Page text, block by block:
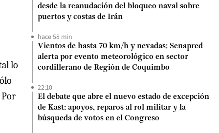
lo
desde la reanudación del bloqueo naval sobre
puertos y costas de Irán
hace 58 min
Vientos de hasta 70 km/h y nevadas: Senapred
alerta por evento meteorológico en sector
cordillerano de Región de Coquimbo
22:10
El debate que abre el nuevo estado de excepción
de Kast: apoyos, reparos al rol militar y la
búsqueda de votos en el Congreso